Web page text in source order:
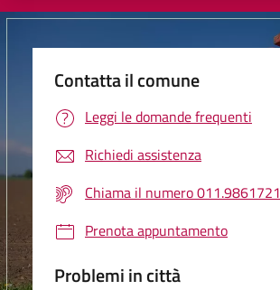
Contatta il comune
Leggi le domande frequenti
Richiedi assistenza
Chiama il numero 011.9861721
Prenota appuntamento
Problemi in città